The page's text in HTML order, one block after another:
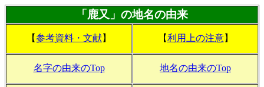
「鹿又」の地名の由来
【参考資料・文献】 【利用上の注意】
名字の由来のTop 地名の由来のTop